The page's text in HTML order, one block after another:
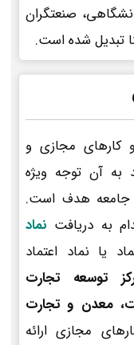
صنعتگران
تبدیل شده است.
کارهای مجازی و
به آن توجه ویژه
جامعه هدف است.
به دریافت نماد
یا نماد اعتماد
توسعه تجارت
معدن و تجارت
مجازی ارائه